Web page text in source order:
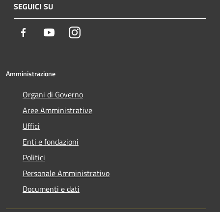
SEGUICI SU
Facebook YoutubeInstagram
Amministrazione
Organi di Governo
Aree Amministrative
Uffici
Enti e fondazioni
Politici
Personale Amministrativo
Documenti e dati